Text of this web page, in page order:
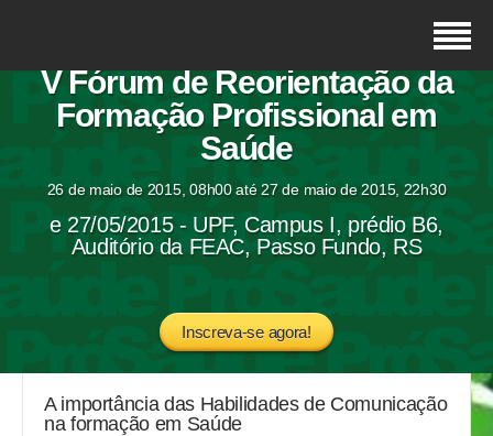
V Fórum de Reorientação da
Formação Profissional em
Saúde
26 de maio de 2015, 08h00 até 27 de maio de 2015, 22h30
e 27/05/2015 - UPF, Campus I, prédio B6,
Auditório da FEAC, Passo Fundo, RS
Inscreva-se agora!
A importância das Habilidades de Comunicação
na formação em Saúde